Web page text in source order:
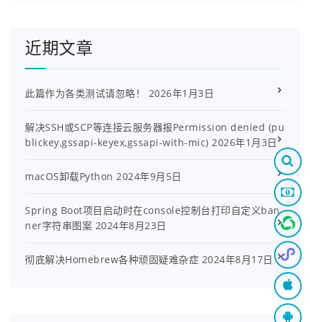
近期文章
此篇作为各类测试请忽略！ 2026年1月3日
解决SSH或SCP等连接云服务器报Permission denied (pu
blickey,gssapi-keyex,gssapi-with-mic) 2026年1月3日
macOS卸载Python 2024年9月5日
Spring Boot项目启动时在console控制台打印自定义ban
ner字符串图案 2024年8月23日
彻底解决Homebrew各种顽固疑难杂症 2024年8月17日